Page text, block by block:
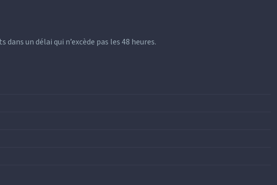
un délai qui n’excède pas les 48 heures.